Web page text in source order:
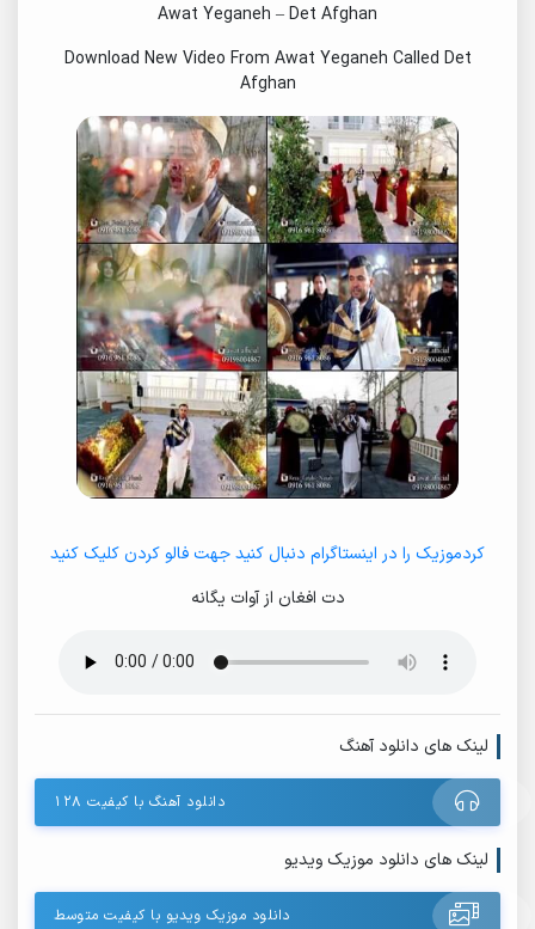
Awat Yeganeh – Det Afghan
Download New Video From Awat Yeganeh Called Det
Afghan
کردموزیک را در اینستاگرام دنبال کنید جهت فالو کردن کلیک کنید
دت افغان از آوات یگانه
لینک های دانلود آهنگ
دانلود آهنگ با کیفیت ۱۲۸
لینک های دانلود موزیک ویدیو
دانلود موزیک ویدیو با کیفیت متوسط